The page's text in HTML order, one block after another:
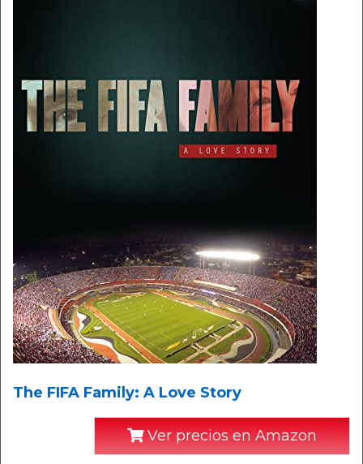
The FIFA Family: A Love Story
Ver precios en Amazon